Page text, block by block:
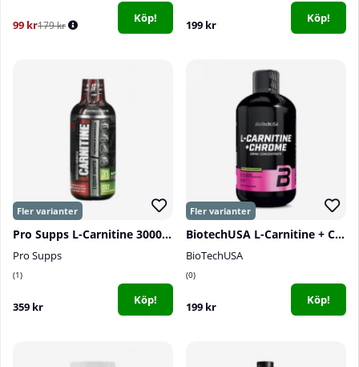
99 kr179 kr
Köp! 199 kr Köp!
Pro Supps L-Carnitine 3000, 473 ml
Pro Supps
1
359 kr Köp!
BiotechUSA L-Carnitine + Chrome, 500 ml
BioTechUSA
0
199 kr Köp!